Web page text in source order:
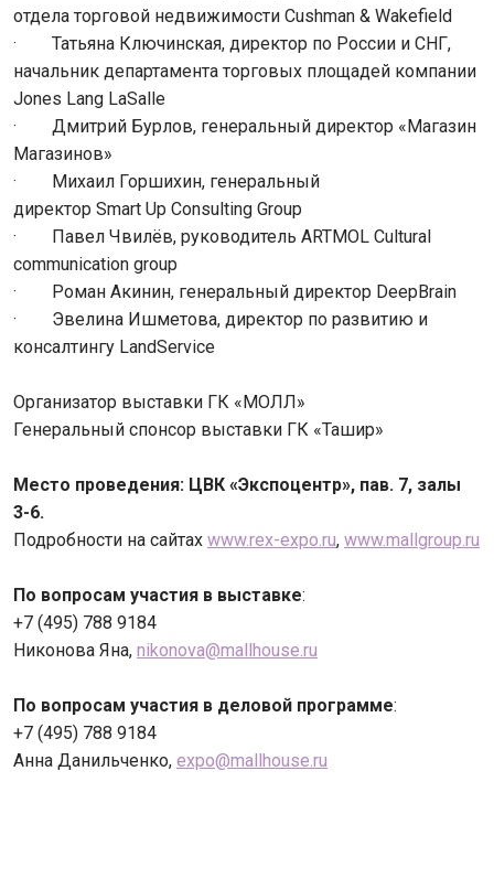
отдела торговой недвижимости Cushman & Wakefield
· Татьяна Ключинская, директор по России и СНГ,
начальник департамента торговых площадей компании
Jones Lang LaSalle
· Дмитрий Бурлов, генеральный директор «Магазин
Магазинов»
· Михаил Горшихин, генеральный
директор Smart Up Consulting Group
· Павел Чвилёв, руководитель ARTMOL Cultural
communication group
· Роман Акинин, генеральный директор DeepBrain
· Эвелина Ишметова, директор по развитию и
консалтингу LandService
Организатор выставки ГК «МОЛЛ»
Генеральный спонсор выставки ГК «Ташир»
Место проведения: ЦВК «Экспоцентр», пав. 7, залы
3-6.
Подробности на сайтах www.rex-expo.ru, www.mallgroup.ru
По вопросам участия в выставке:
+7 (495) 788 9184
Никонова Яна, nikonova@mallhouse.ru
По вопросам участия в деловой программе:
+7 (495) 788 9184
Анна Данильченко, expo@mallhouse.ru